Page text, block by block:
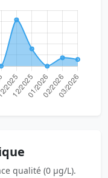
qualité (0 µg/L).